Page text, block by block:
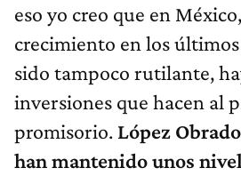
eso yo creo que en
crecimiento en los
sido tampoco rutilante,
inversiones que hacen al
promisorio. López
han mantenido unos